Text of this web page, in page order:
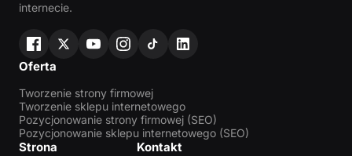
internecie.
Oferta
Tworzenie strony firmowej
Tworzenie sklepu internetowego
Pozycjonowanie strony firmowej (SEO)
Pozycjonowanie sklepu internetowego (SEO)
Strona Kontakt